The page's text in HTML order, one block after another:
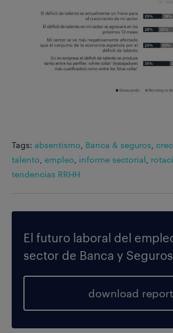
Tags: absentismo Banca & seguros
talento empleo informe sectorial
tendencias RRHH
El futuro laboral del
sector de Banca y Seguros
download report